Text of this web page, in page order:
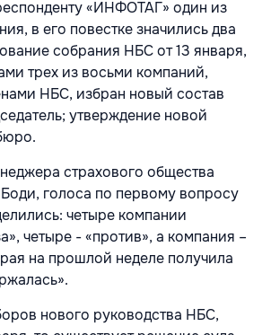
«ИНФОТАГ» один из
в его повестке значились два
собрания НБС от 13 января,
трех из восьми компаний,
НБС, избран новый состав
утверждение новой
страхового общества
голоса по первому вопросу
четыре компании
четыре - «против», а компания –
на прошлой неделе получила
нового руководства НБС,